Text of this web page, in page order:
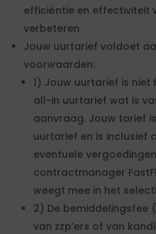
efficiëntie en effectiviteit
verbeteren
Jouw uurtarief voldoet
voorwaarden:
1) Jouw uurtarief is
all-in uurtarief wat is
aanvraag. Jouw tarief
uurtarief en is inclusief
eventuele
contractmanager
weegt mee in het
2) De bemiddelingsfee
van zzp’ers of van